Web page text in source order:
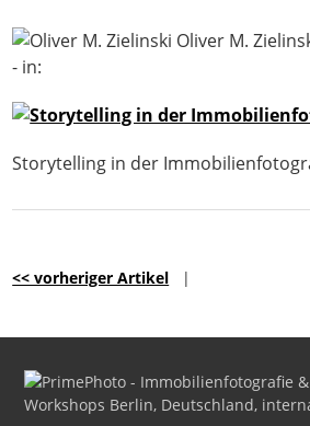
Oliver M.
- in:
Storytelling in der
<< vorheriger Artikel |